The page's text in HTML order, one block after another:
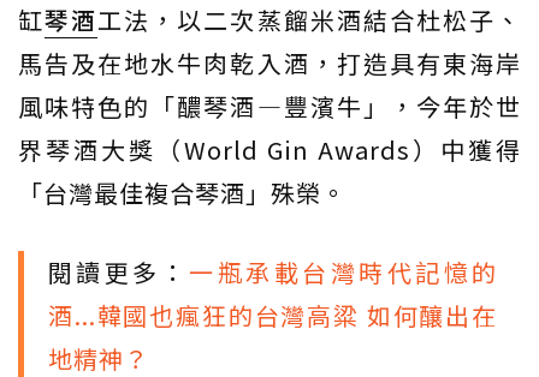
缸琴酒工法，以二次蒸餾米酒結合杜松子、
馬告及在地水牛肉乾入酒，打造具有東海岸
風味特色的「醲琴酒—豐濱牛」，今年於世
界琴酒大獎（World Gin Awards）中獲得
「台灣最佳複合琴酒」殊榮。
閱讀更多：一瓶承載台灣時代記憶的
酒...韓國也瘋狂的台灣高粱 如何釀出在
地精神？